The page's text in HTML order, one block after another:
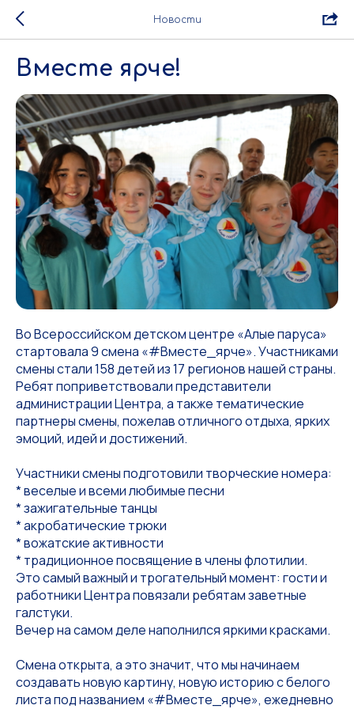
Новости
Вместе ярче!
Во Всероссийском детском центре «Алые паруса»
стартовала 9 смена «#Вместе_ярче». Участниками
смены стали 158 детей из 17 регионов нашей страны.
Ребят поприветствовали представители
администрации Центра, а также тематические
партнеры смены, пожелав отличного отдыха, ярких
эмоций, идей и достижений.
Участники смены подготовили творческие номера:
* веселые и всеми любимые песни
* зажигательные танцы
* акробатические трюки
* вожатские активности
* традиционное посвящение в члены флотилии.
Это самый важный и трогательный момент: гости и
работники Центра повязали ребятам заветные
галстуки.
Вечер на самом деле наполнился яркими красками.
Смена открыта, а это значит, что мы начинаем
создавать новую картину, новую историю с белого
листа под названием «#Вместе_ярче», ежедневно